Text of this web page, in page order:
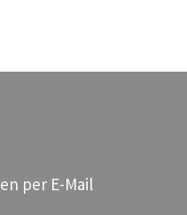
per E-Mail